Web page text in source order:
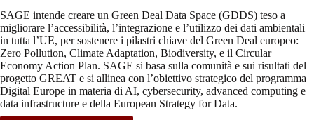
SAGE intende creare un Green Deal Data Space (GDDS) teso a
migliorare l’accessibilità, l’integrazione e l’utilizzo dei dati ambientali
in tutta l’UE, per sostenere i pilastri chiave del Green Deal europeo:
Zero Pollution, Climate Adaptation, Biodiversity, e il Circular
Economy Action Plan. SAGE si basa sulla comunità e sui risultati del
progetto GREAT e si allinea con l’obiettivo strategico del programma
Digital Europe in materia di AI, cybersecurity, advanced computing e
data infrastructure e della European Strategy for Data.